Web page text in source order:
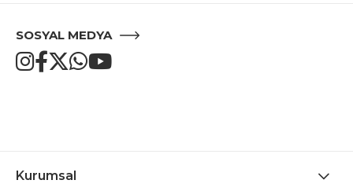
SOSYAL MEDYA
Kurumsal